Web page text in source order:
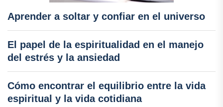
Aprender a soltar y confiar en el universo
El papel de la espiritualidad en el manejo
del estrés y la ansiedad
Cómo encontrar el equilibrio entre la vida
espiritual y la vida cotidiana